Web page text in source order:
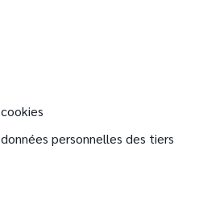
personnelles des tiers